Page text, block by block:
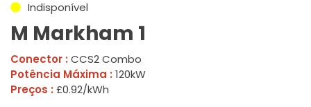
Indisponível
M Markham 1
Conector : CCS2 Combo
Potência Máxima : 120kW
Preços : £0.92/kWh